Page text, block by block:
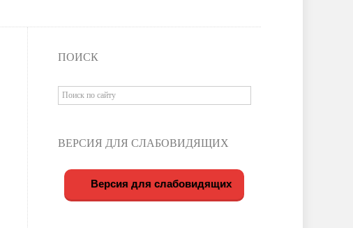
ПОИСК
ВЕРСИЯ ДЛЯ СЛАБОВИДЯЩИХ
Версия для слабовидящих